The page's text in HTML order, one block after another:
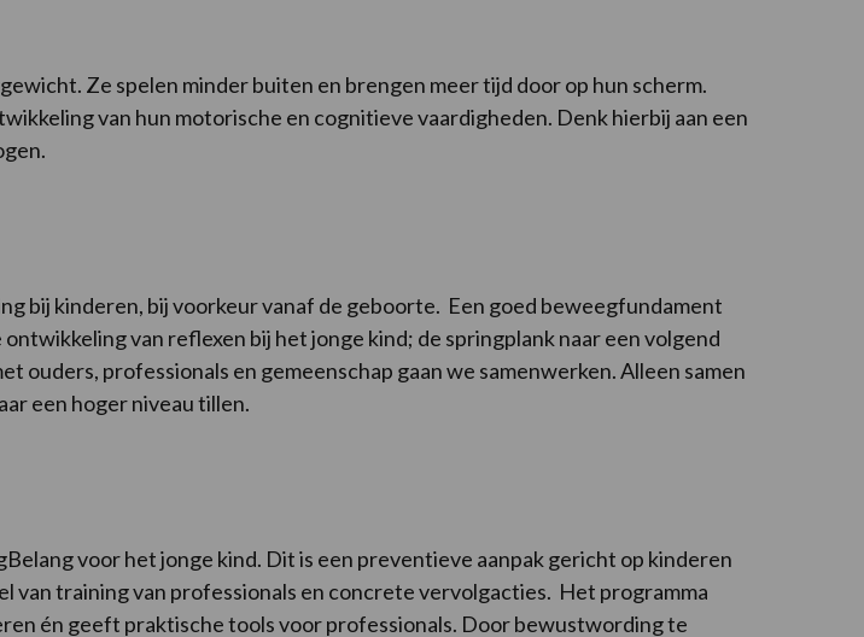
Ze spelen minder buiten en brengen meer tijd door op hun scherm.
van hun motorische en cognitieve vaardigheden. Denk hierbij aan een
bij kinderen, bij voorkeur vanaf de geboorte. Een goed beweegfundament
van reflexen bij het jonge kind; de springplank naar een volgend
ouders, professionals en gemeenschap gaan we samenwerken. Alleen samen
een hoger niveau tillen.
voor het jonge kind. Dit is een preventieve aanpak gericht op kinderen
van training van professionals en concrete vervolgacties. Het programma
én geeft praktische tools voor professionals. Door bewustwording te